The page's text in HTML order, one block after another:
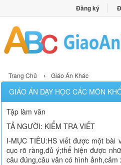
Đăng ký
Trang Chủ › Giáo Án Khác
GIÁO ÁN DẠY HỌC CÁC MÔN
Tập làm văn
TẢ NGƯỜI: KIỂM TRA VIẾT
I-MỤC TIÊU:HS viết được một bài
cục rõ ràng,đủ ý;thể hiện được
câu đúng,câu văn có hình ảnh,cảm